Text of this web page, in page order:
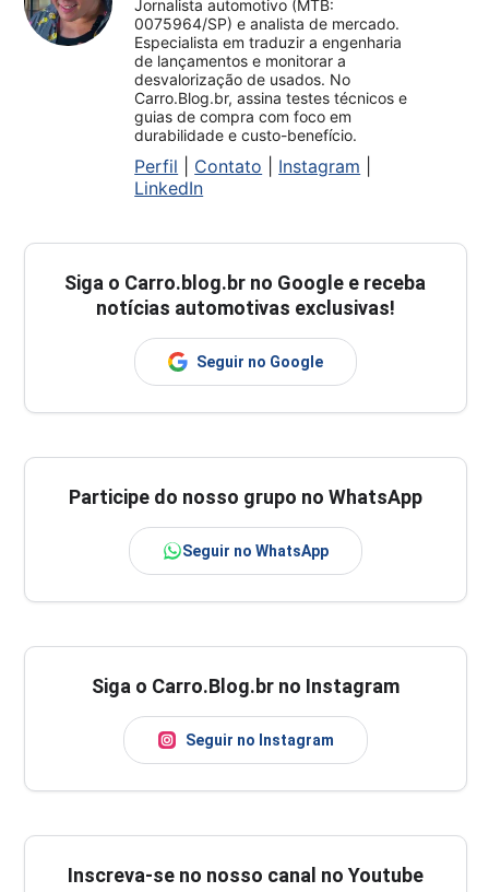
Jornalista automotivo (MTB:
0075964/SP) e analista de mercado.
Especialista em traduzir a engenharia
de lançamentos e monitorar a
desvalorização de usados. No
Carro.Blog.br, assina testes técnicos e
guias de compra com foco em
durabilidade e custo-benefício.
Perfil Contato Instagram
LinkedIn
Siga o Carro.blog.br no Google e receba
notícias automotivas exclusivas!
Seguir no Google
Participe do nosso grupo no WhatsApp
Seguir no WhatsApp
Siga o Carro.Blog.br no Instagram
Seguir no Instagram
Inscreva-se no nosso canal no Youtube